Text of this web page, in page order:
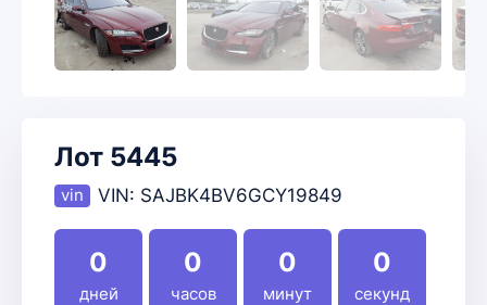
Лот 5445
VIN: SAJBK4BV6GCY19849
0
дней
0
часов
0
минут
0
секунд